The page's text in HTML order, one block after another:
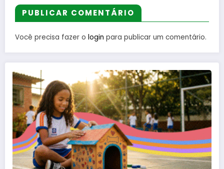
PUBLICAR COMENTÁRIO
Você precisa fazer o login para publicar um comentário.